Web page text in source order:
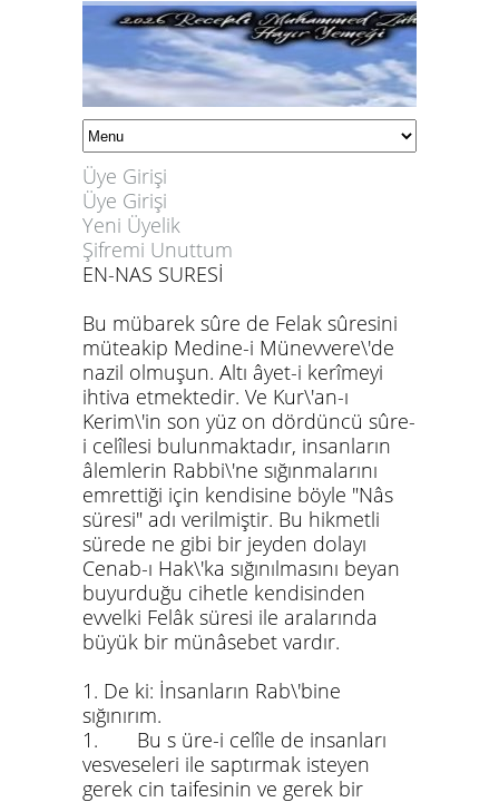
Üye Girişi
Üye Girişi
Yeni Üyelik
Şifremi Unuttum
EN-NAS SURESİ
Bu mübarek sûre de Felak sûresini
müteakip Medine-i Münevvere\'de
nazil olmuşun. Altı âyet-i kerîmeyi
ihtiva etmektedir. Ve Kur\'an-ı
Kerim\'in son yüz on dördüncü sûre-
i celîlesi bulunmaktadır, insanların
âlemlerin Rabbi\'ne sığınmalarını
emrettiği için kendisine böyle "Nâs
süresi" adı verilmiştir. Bu hikmetli
sürede ne gibi bir jeyden dolayı
Cenab-ı Hak\'ka sığınılmasını beyan
buyurduğu cihetle kendisinden
evvelki Felâk süresi ile aralarında
büyük bir münâsebet vardır.
1. De ki: İnsanların Rab\'bine
sığınırım.
1. Bu s üre-i celîle de insanları
vesveseleri ile saptırmak isteyen
gerek cin taifesinin ve gerek bir